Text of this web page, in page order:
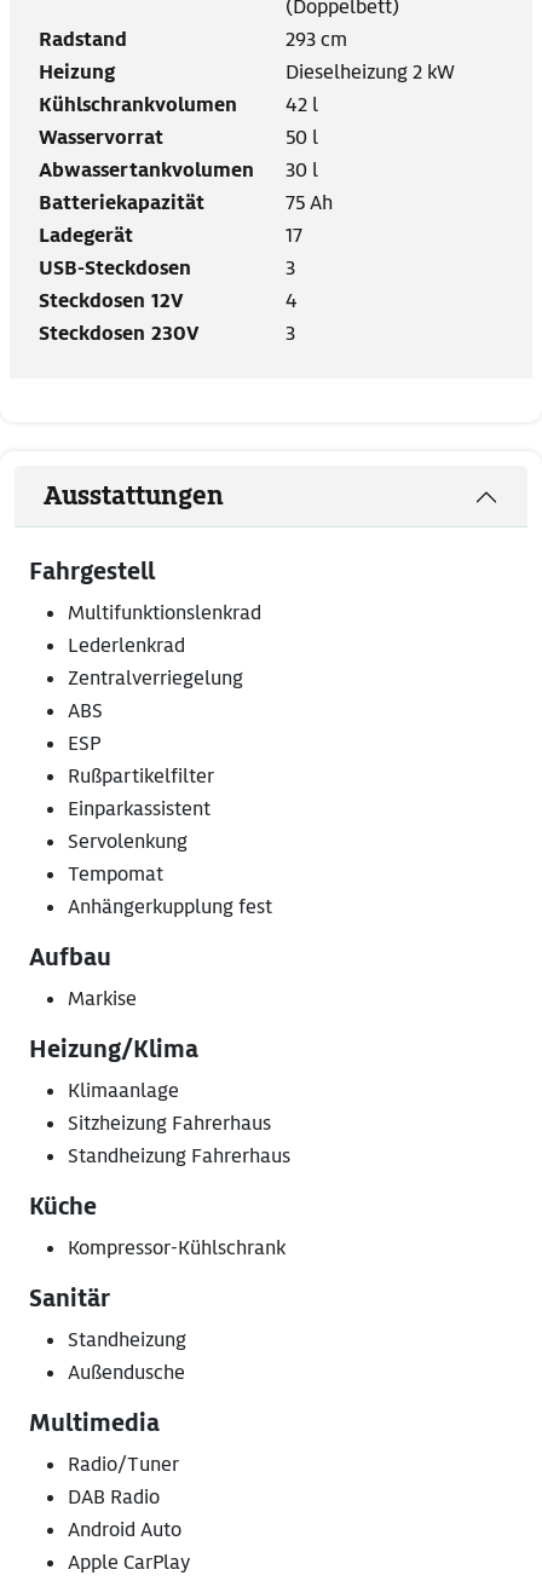
(Doppelbett)
Radstand
293 cm
Heizung
Dieselheizung 2 kW
Kühlschrankvolumen
42 l
Wasservorrat
50 l
Abwassertankvolumen
30 l
Batteriekapazität
75 Ah
Ladegerät
17
USB-Steckdosen
3
Steckdosen 12V
4
Steckdosen 230V
3
Ausstattungen
Fahrgestell
Multifunktionslenkrad
Lederlenkrad
Zentralverriegelung
ABS
ESP
Rußpartikelfilter
Einparkassistent
Servolenkung
Tempomat
Anhängerkupplung fest
Aufbau
Markise
Heizung/Klima
Klimaanlage
Sitzheizung Fahrerhaus
Standheizung Fahrerhaus
Küche
Kompressor-Kühlschrank
Sanitär
Standheizung
Außendusche
Multimedia
Radio/Tuner
DAB Radio
Android Auto
Apple CarPlay